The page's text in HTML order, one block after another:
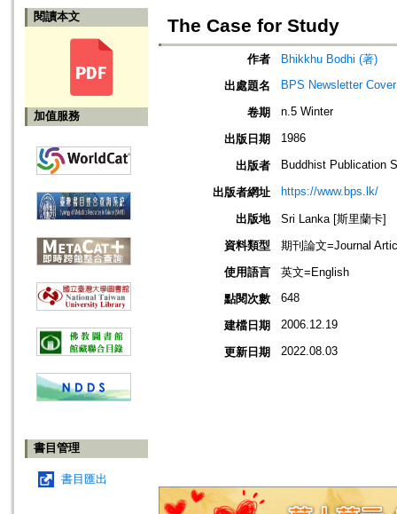
閱讀本文
加值服務
書目管理
書目匯出
The Case for Study
作者
Bhikkhu Bodhi (著)
出處題名
BPS Newsletter
卷期 n.5 Winter
出版日期 1986
出版者 Buddhist Publication
出版者網址 https://www.bps.lk/
出版地
Sri Lanka [斯里蘭卡]
資料類型
期刊論文=Journal
使用語言
英文=English
點閱次數
648
建檔日期 2006.12.19
更新日期 2022.08.03